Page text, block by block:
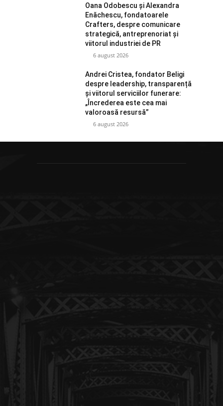
Oana Odobescu și Alexandra
Enăchescu, fondatoarele
Crafters, despre comunicare
strategică, antreprenoriat și
viitorul industriei de PR
6 august 2026
Andrei Cristea, fondator Beligi
despre leadership, transparență
și viitorul serviciilor funerare:
„Încrederea este cea mai
valoroasă resursă”
6 august 2026